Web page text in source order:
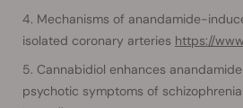
Mechanisms of anandamide-
isolated coronary arteries https://
Cannabidiol enhances
psychotic symptoms of